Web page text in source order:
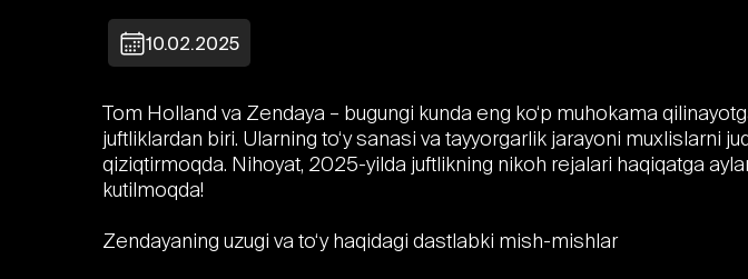
10.02.2025
Tom Holland va Zendaya – bugungi kunda eng ko‘p muhokama
juftliklardan biri. Ularning to‘y sanasi va tayyorgarlik jarayoni muxlislarni
qiziqtirmoqda. Nihoyat, 2025-yilda juftlikning nikoh rejalari haqiqatga
kutilmoqda!
Zendayaning uzugi va to‘y haqidagi dastlabki mish-mishlar